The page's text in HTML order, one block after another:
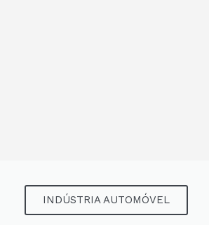
INDÚSTRIA AUTOMÓVEL